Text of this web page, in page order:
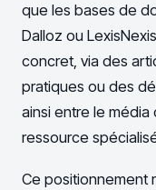
que les bases de
Dalloz ou
concret, via des
pratiques ou des
ainsi entre le média
ressource
Ce positionnement